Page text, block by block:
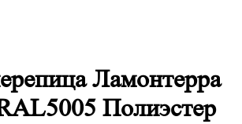
Ламонтерра
Полиэстер